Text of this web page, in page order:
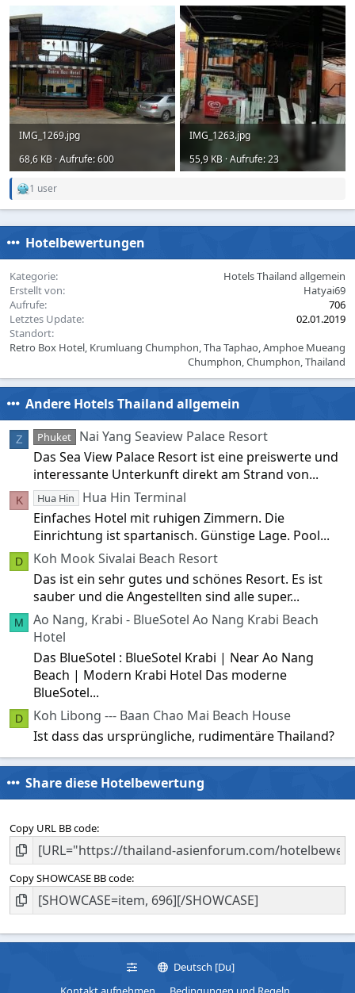
IMG_1269.jpg
68,6 KB · Aufrufe: 600
IMG_1263.jpg
55,9 KB · Aufrufe: 23
R
c
t
i
n
s
:
1 user
Hotelbewertungen
Kategorie
Hotels Thailand allgemein
Erstellt von
Hatyai69
Aufrufe
706
Letztes Update
02.01.2019
Standort
Retro Box Hotel, Krumluang Chumphon, Tha Taphao, Amphoe Mueang
Chumphon, Chumphon, Thailand
Andere Hotels Thailand allgemein
Z Phuket
Nai Yang Seaview Palace Resort
Das Sea View Palace Resort ist eine preiswerte und
interessante Unterkunft direkt am Strand von...
K Hua Hin
Hua Hin Terminal
Einfaches Hotel mit ruhigen Zimmern. Die
Einrichtung ist spartanisch. Günstige Lage. Pool...
D
Koh Mook Sivalai Beach Resort
Das ist ein sehr gutes und schönes Resort. Es ist
sauber und die Angestellten sind alle super...
M
Ao Nang, Krabi - BlueSotel Ao Nang Krabi Beach
Hotel
Das BlueSotel : BlueSotel Krabi | Near Ao Nang
Beach | Modern Krabi Hotel Das moderne
BlueSotel...
D
Koh Libong --- Baan Chao Mai Beach House
Ist dass das ursprüngliche, rudimentäre Thailand?
Share diese Hotelbewertung
Copy URL BB code
Copy SHOWCASE BB code
Deutsch [Du]